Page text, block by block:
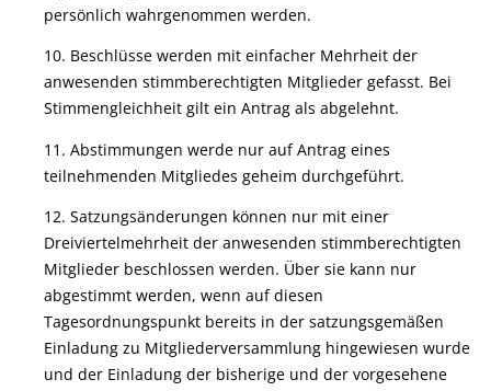
persönlich wahrgenommen werden.
10. Beschlüsse werden mit einfacher Mehrheit der
anwesenden stimmberechtigten Mitglieder gefasst. Bei
Stimmengleichheit gilt ein Antrag als abgelehnt.
11. Abstimmungen werde nur auf Antrag eines
teilnehmenden Mitgliedes geheim durchgeführt.
12. Satzungsänderungen können nur mit einer
Dreiviertelmehrheit der anwesenden stimmberechtigten
Mitglieder beschlossen werden. Über sie kann nur
abgestimmt werden, wenn auf diesen
Tagesordnungspunkt bereits in der satzungsgemäßen
Einladung zu Mitgliederversammlung hingewiesen wurde
und der Einladung der bisherige und der vorgesehene